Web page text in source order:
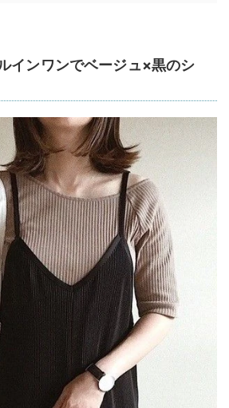
インワンでベージュ×黒のシ